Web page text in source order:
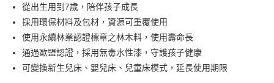
2.透過簡訊連結打開帳單後，可選擇「超商條碼／台灣大直營門市／銀行轉
帳／街口支付／iPASS MONEY」等通路繳費。
【注意事項】
1.本服務係由「台灣大哥大股份有限公司」（以下簡稱本公司）所提供，讓
用戶於交易時，得透過本服務購買商品或服務，並由商店將買賣／分期付款
１．於結帳方式選擇「AFTEE先享後付」後，將跳轉至「AFTEE先享後付」
結帳頁面，進行簡訊認證並確認金額後，即可完成結帳。
２．訂單成立數日內，您將收到繳費通知簡訊。
３．收到繳費通知簡訊後14天內，點擊此簡訊中的連結，可透過四大超商／
ATM／網路銀行／等多元方式進行付款，方視為交易完成。
購買商品的店家。未經商家同意取消之訂單仍視為有效，需透過AFTEE先享
從出生用到7歲，陪伴孩子成長
採用環保材料及包材，資源可重覆使用
使用永續林業認證標章之林木料，使用壽命長
通過歐盟認證，採用無毒水性漆，守護孩子健康
可變換新生兒床、嬰兒床、兒童床模式，延長使用期限